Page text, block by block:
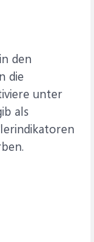
den
die
unter
als